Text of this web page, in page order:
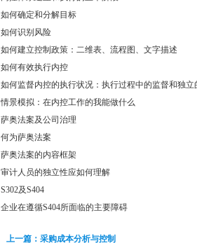
如何确定和分解目标
如何识别风险
如何建立控制政策：二维表、流程图、文字描述
如何有效执行内控
如何监督内控的执行状况：执行过程中的监督和独立
情景模拟：在内控工作的我能做什么
萨奥法案及公司治理
何为萨奥法案
萨奥法案的内容框架
审计人员的独立性应如何理解
S302及S404
企业在遵循S404所面临的主要障碍
上一篇：采购成本分析与控制